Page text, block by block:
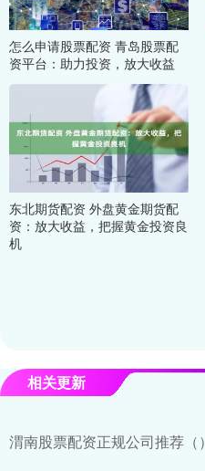
怎么申请股票配资 青岛股票配
资平台：助力投资，放大收益
东北期货配资 外盘黄金期货配
资：放大收益，把握黄金投资良
机
相关更新
渭南股票配资正规公司推荐（）